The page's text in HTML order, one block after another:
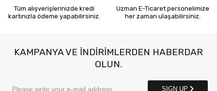
Tüm alışverişlerinizde kredi
kartınızla ödeme yapabilirsiniz.
Uzman E-Ticaret personelimize
her zaman ulaşabilirsiniz.
KAMPANYA VE INDIRIMLERDEN HABERDAR
OLUN.
SIGN UP